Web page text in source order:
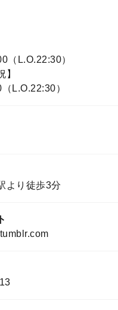
（L.O.22:30）
】
L.O.22:30）
より徒歩3分